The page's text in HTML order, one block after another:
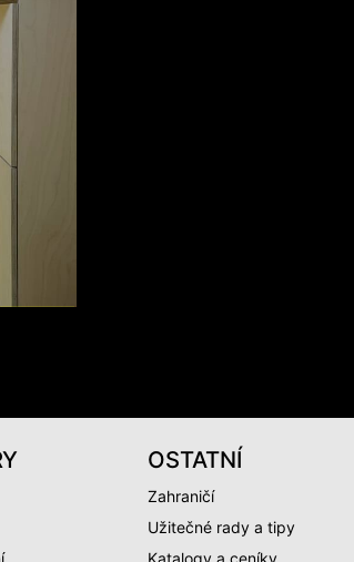
OSTATNÍ
Zahraničí
Užitečné rady a tipy
Katalogy a ceníky